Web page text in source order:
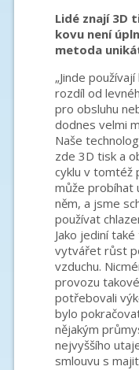
Lidé znají 3D
kovu není
metoda
„Jinde
rozdíl od
pro obsluhu
dodnes velmi
Naše
zde 3D tisk a
cyklu v tomtéž
může probíhat
něm, a jsme
používat
Jako jediní
vytvářet růst
vzduchu.
provozu
potřebovali
bylo
nějakým
nejvyššího
smlouvu s